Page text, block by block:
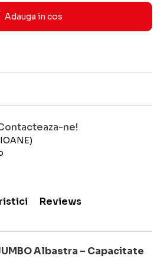
Adauga in cos
ne!
Reviews
Albastra – Capacitate